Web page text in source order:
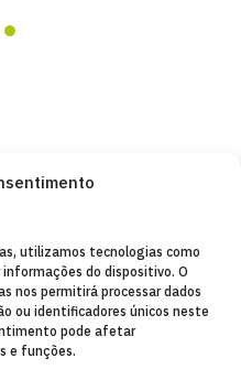
utilizamos tecnologias como
do dispositivo. O
nos permitirá processar dados
ou identificadores únicos neste
pode afetar
e funções.